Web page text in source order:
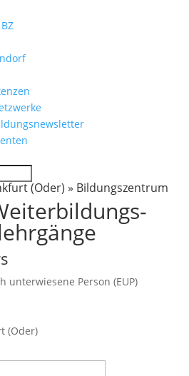
(Oder) » Bildungszentrum
unterwiesene Person (EUP)
(Oder)